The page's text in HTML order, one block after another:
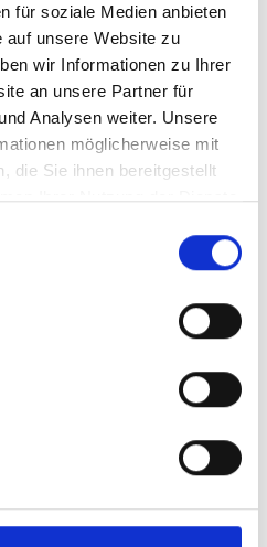
für soziale Medien anbieten
auf unsere Website zu
wir Informationen zu Ihrer
an unsere Partner für
Analysen weiter. Unsere
möglicherweise mit
die Sie ihnen bereitgestellt
Ihrer Nutzung der Dienste
Fund wird durch die
(IKI) des
Naturschutz und
das Bundesministerium für
und Entwicklung
Ministerium für
Entwicklung
sind derGlobale Konvent
(GCoM)
Local Governments for
(EIB) in Partnerschaft
für Internationale